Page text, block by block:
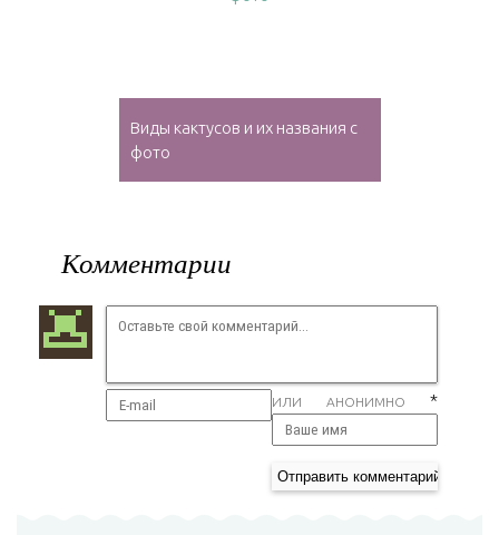
Виды кактусов и их названия с
фото
Комментарии
ИЛИ АНОНИМНО *